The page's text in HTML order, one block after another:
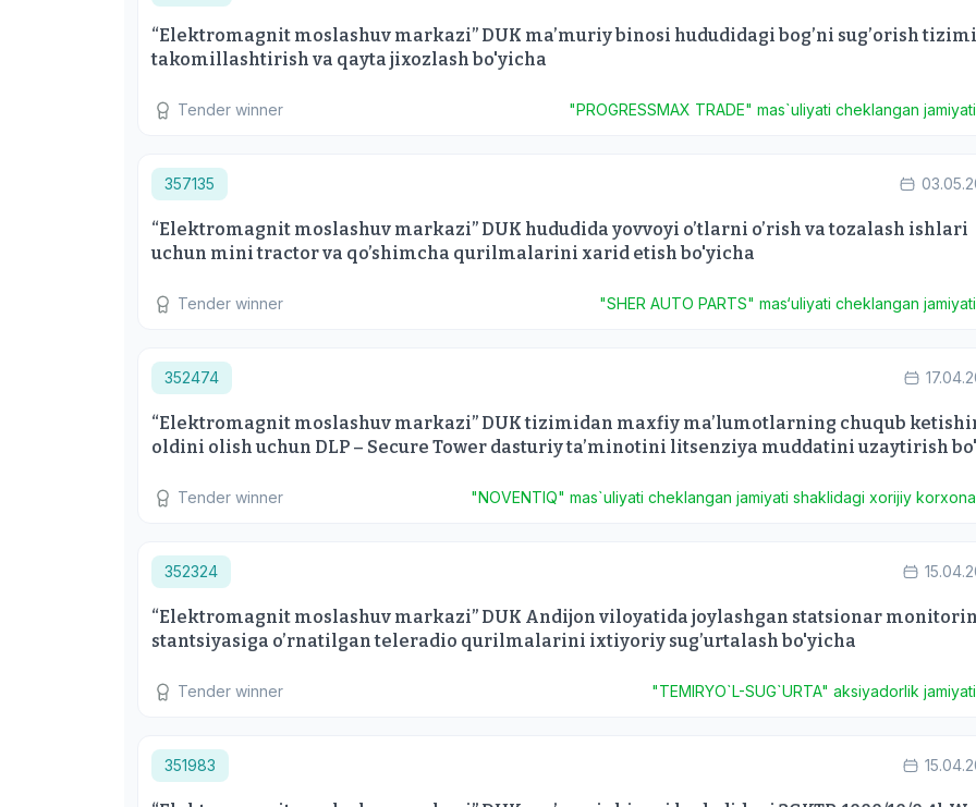
“Elektromagnit moslashuv markazi” DUK ma’muriy binosi hududidagi bog’ni sug’orish
takomillashtirish va qayta jixozlash bo'yicha
Tender winner "PROGRESSMAX TRADE" mas`uliyati cheklangan jamiyati
357135
“Elektromagnit moslashuv markazi” DUK hududida yovvoyi o’tlarni o’rish va tozalash ishlari
uchun mini tractor va qo’shimcha qurilmalarini xarid etish bo'yicha
Tender winner "SHER AUTO PARTS" mas‘uliyati cheklangan jamiyati
352474
“Elektromagnit moslashuv markazi” DUK tizimidan maxfiy ma’lumotlarning chuqub
oldini olish uchun DLP – Secure Tower dasturiy ta’minotini litsenziya muddatini uzaytirish
Tender winner "NOVENTIQ" mas`uliyati cheklangan jamiyati shaklidagi xorijiy korxona
352324
“Elektromagnit moslashuv markazi” DUK Andijon viloyatida joylashgan statsionar
stantsiyasiga o’rnatilgan teleradio qurilmalarini ixtiyoriy sug’urtalash bo'yicha
Tender winner "TEMIRYO`L-SUG`URTA" aksiyadorlik jamiyati
351983